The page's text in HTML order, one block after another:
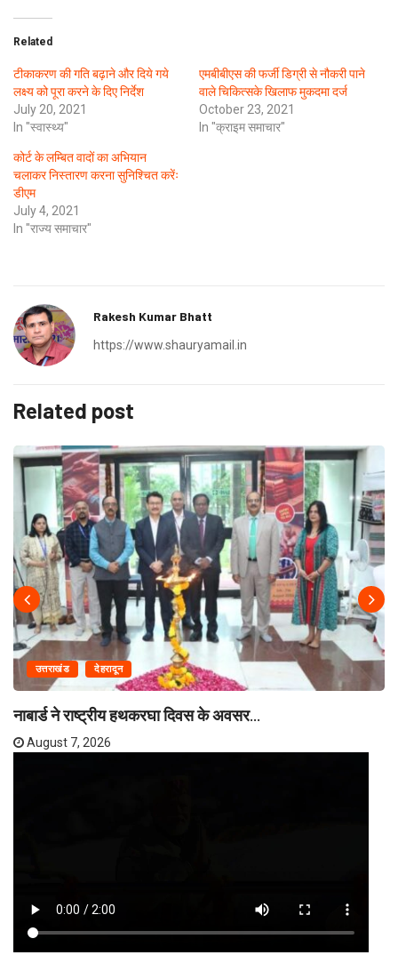
Related
टीकाकरण की गति बढ़ाने और दिये गये
लक्ष्य को पूरा करने के दिए निर्देश
July 20, 2021
In "स्वास्थ्य"
एमबीबीएस की फर्जी डिग्री से नौकरी पाने
वाले चिकित्सके खिलाफ मुकदमा दर्ज
October 23, 2021
In "क्राइम समाचार"
कोर्ट के लम्बित वादों का अभियान
चलाकर निस्तारण करना सुनिश्चित करेंः
डीएम
July 4, 2021
In "राज्य समाचार"
Rakesh Kumar Bhatt
https://www.shauryamail.in
Related post
उत्तराखंड देहरादून
नाबार्ड ने राष्ट्रीय हथकरघा दिवस के अवसर...
August 7, 2026